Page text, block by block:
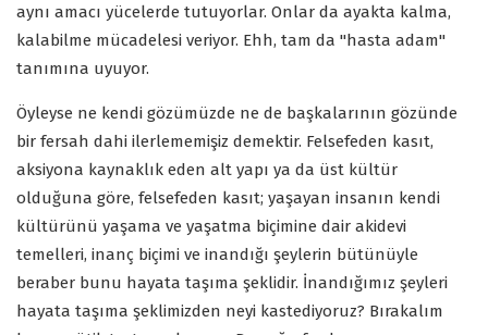
aynı amacı yücelerde tutuyorlar. Onlar da ayakta kalma,
kalabilme mücadelesi veriyor. Ehh, tam da "hasta adam"
tanımına uyuyor.
Öyleyse ne kendi gözümüzde ne de başkalarının gözünde
bir fersah dahi ilerlememişiz demektir. Felsefeden kasıt,
aksiyona kaynaklık eden alt yapı ya da üst kültür
olduğuna göre, felsefeden kasıt; yaşayan insanın kendi
kültürünü yaşama ve yaşatma biçimine dair akidevi
temelleri, inanç biçimi ve inandığı şeylerin bütünüyle
beraber bunu hayata taşıma şeklidir. İnandığımız şeyleri
hayata taşıma şeklimizden neyi kastediyoruz? Bırakalım